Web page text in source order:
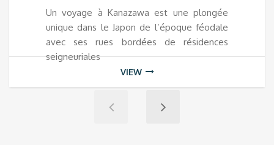
Un voyage à Kanazawa est une plongée
unique dans le Japon de l’époque féodale
avec ses rues bordées de résidences
seigneuriales
VIEW